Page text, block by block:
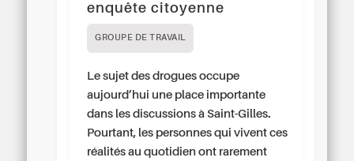
enquête citoyenne
GROUPE DE TRAVAIL
Le sujet des drogues occupe
aujourd’hui une place importante
dans les discussions à Saint-Gilles.
Pourtant, les personnes qui vivent ces
réalités au quotidien ont rarement